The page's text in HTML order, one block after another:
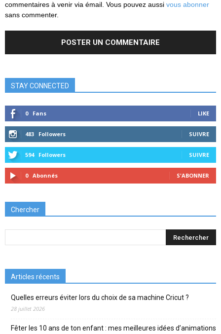
commentaires à venir via émail. Vous pouvez aussi vous abonner
sans commenter.
STAY CONNECTED
0 Fans LIKE
483 Followers SUIVRE
594 Followers SUIVRE
0 Abonnés S'ABONNER
Chercher
Articles récents
Quelles erreurs éviter lors du choix de sa machine Cricut ?
28 juillet 2026
Fêter les 10 ans de ton enfant : mes meilleures idées d’animations